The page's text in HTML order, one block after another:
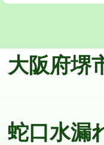
マス交換（土の掘削
マス交換（深さ50㎝
コンクリート斫り（
モルタル補修（厚さ10
追加トーラー機使用/
止水・漏水調査・防
大阪府堺
蛇口水漏